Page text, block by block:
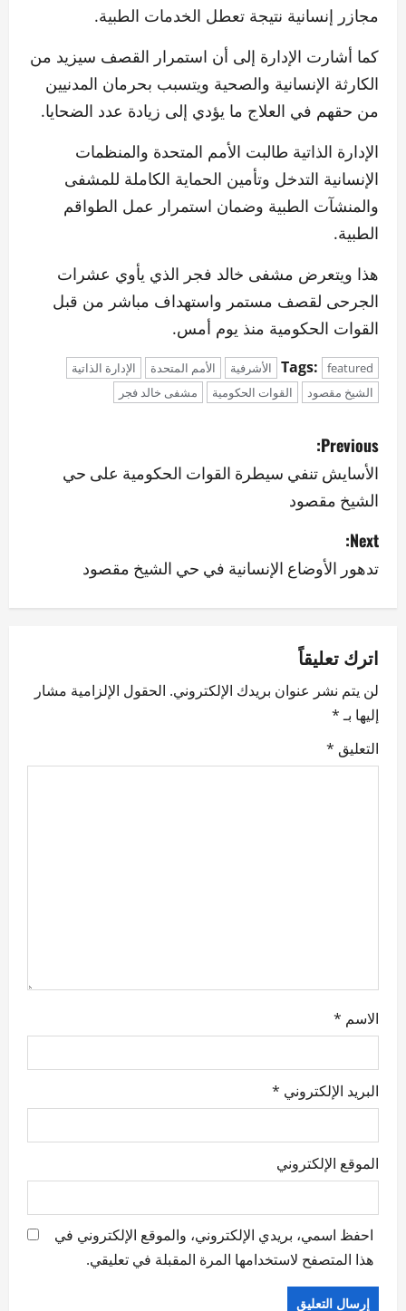
مجازر إنسانية نتيجة تعطل الخدمات الطبية.
كما أشارت الإدارة إلى أن استمرار القصف سيزيد من
الكارثة الإنسانية والصحية ويتسبب بحرمان المدنيين
من حقهم في العلاج ما يؤدي إلى زيادة عدد الضحايا.
الإدارة الذاتية طالبت الأمم المتحدة والمنظمات
الإنسانية التدخل وتأمين الحماية الكاملة للمشفى
والمنشآت الطبية وضمان استمرار عمل الطواقم
الطبية.
هذا ويتعرض مشفى خالد فجر الذي يأوي عشرات
الجرحى لقصف مستمر واستهداف مباشر من قبل
القوات الحكومية منذ يوم أمس.
Tags: featured الأشرفية الأمم المتحدة
الإدارة الذاتية
الشيخ مقصود
القوات الحكومية مشفى خالد فجر
P
o
s
t
n
v
i
g
a
Previous:
الأسايش تنفي سيطرة القوات الحكومية على حي
الشيخ مقصود
Next:
تدهور الأوضاع الإنسانية في حي الشيخ مقصود
اترك تعليقاً
لن يتم نشر عنوان بريدك الإلكتروني. الحقول الإلزامية مشار
إليها بـ*
التعليق *
الاسم *
البريد الإلكتروني *
الموقع الإلكتروني
احفظ اسمي، بريدي الإلكتروني، والموقع الإلكتروني في
هذا المتصفح لاستخدامها المرة المقبلة في تعليقي.